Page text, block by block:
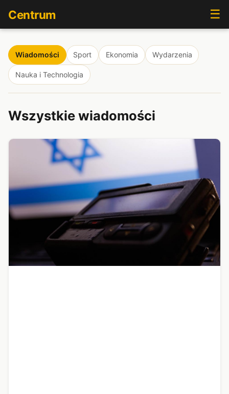
Centrum ☰
Wiadomości Sport Ekonomia Wydarzenia
Nauka i Technologia
Wszystkie wiadomości